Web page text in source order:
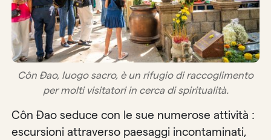
Côn Đao, luogo sacro, è un rifugio di raccoglimento
per molti visitatori in cerca di spiritualità.
Côn Đao seduce con le sue numerose attività :
escursioni attraverso paesaggi incontaminati,